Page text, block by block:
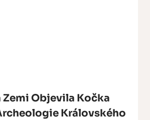
Zemi Objevila Kočka
Královského